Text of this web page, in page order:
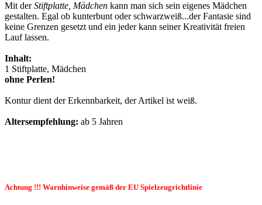
Mit derStiftplatte, Mädchen kann man sich sein eigenes Mädchen
gestalten. Egal ob kunterbunt oder schwarzweiß...der Fantasie sind
keine Grenzen gesetzt und ein jeder kann seiner Kreativität freien
Lauf lassen.
Inhalt:
1 Stiftplatte, Mädchen
ohne Perlen!
Kontur dient der Erkennbarkeit, der Artikel ist weiß.
Altersempfehlung: ab 5 Jahren
Achtung !!! Warnhinweise gemäß der EU Spielzeugrichtlinie